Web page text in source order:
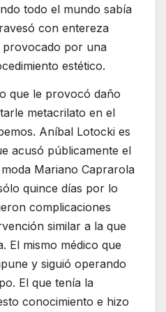
todo el mundo sabía
con entereza
provocado por una
estético.
que le provocó daño
metacrilato en el
Aníbal Lotocki es
acusó públicamente el
Mariano Caprarola
quince días por lo
complicaciones
similar a la que
El mismo médico que
y siguió operando
El que tenía la
conocimiento e hizo